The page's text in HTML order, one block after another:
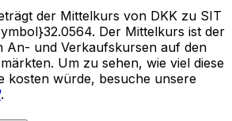
der Mittelkurs von DKK zu SIT
Der Mittelkurs ist der
An- und Verkaufskursen auf den
Um zu sehen, wie viel diese
kosten würde, besuche unsere
.